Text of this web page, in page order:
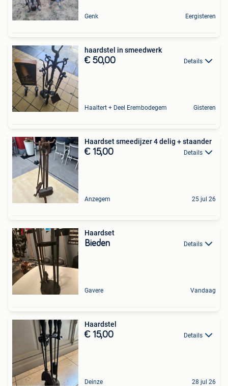
Genk Eergisteren
haardstel in smeedwerk
€ 50,00 Details
Haaltert + Deel Erembodegem Gisteren
Haardset smeedijzer 4 delig + staander
€ 15,00 Details
Anzegem 25 jul 26
Haardset
Bieden Details
Gavere Vandaag
Haardstel
€ 15,00 Details
Deinze 28 jul 26